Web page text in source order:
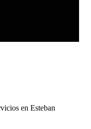
en Esteban